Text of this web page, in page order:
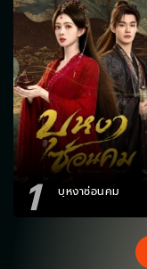
1 บุหงาซ่อนคม